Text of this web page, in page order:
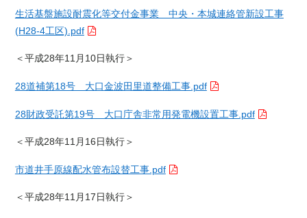
生活基盤施設耐震化等交付金事業 中央・本城連絡管新設工事
(H28-4工区).pdf
＜平成28年11月10日執行＞
28道補第18号 大口金波田里道整備工事.pdf
28財政受託第19号 大口庁舎非常用発電機設置工事.pdf
＜平成28年11月16日執行＞
市道井手原線配水管布設替工事.pdf
＜平成28年11月17日執行＞